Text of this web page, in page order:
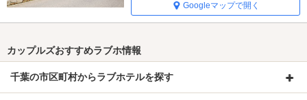
Googleマップで開く
カップルズおすすめラブホ情報
千葉の市区町村からラブホテルを探す